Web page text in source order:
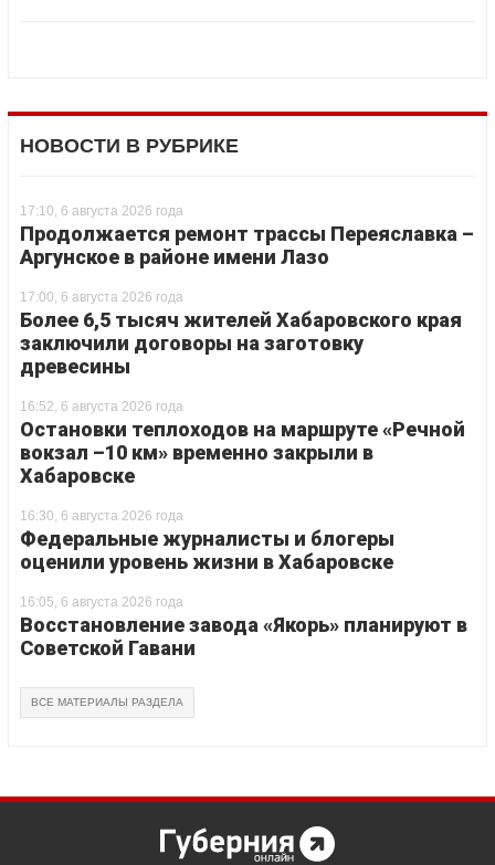
НОВОСТИ В РУБРИКЕ
17:10, 6 августа 2026 года
Продолжается ремонт трассы Переяславка –
Аргунское в районе имени Лазо
17:00, 6 августа 2026 года
Более 6,5 тысяч жителей Хабаровского края
заключили договоры на заготовку
древесины
16:52, 6 августа 2026 года
Остановки теплоходов на маршруте «Речной
вокзал –10 км» временно закрыли в
Хабаровске
16:30, 6 августа 2026 года
Федеральные журналисты и блогеры
оценили уровень жизни в Хабаровске
16:05, 6 августа 2026 года
Восстановление завода «Якорь» планируют в
Советской Гавани
ВСЕ МАТЕРИАЛЫ РАЗДЕЛА